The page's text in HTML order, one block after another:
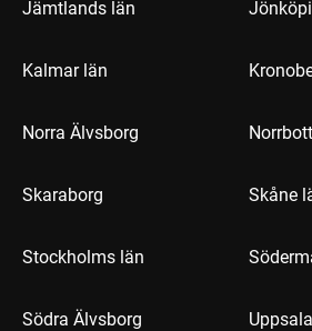
Jämtlands län
Kalmar län
Norra Älvsborg
Skaraborg Skåne
Stockholms län
Södra Älvsborg